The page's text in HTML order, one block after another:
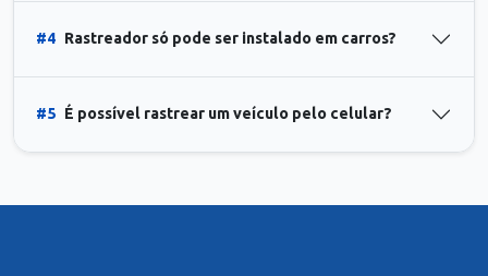
#4 Rastreador só pode ser instalado em carros?
#5 É possível rastrear um veículo pelo celular?